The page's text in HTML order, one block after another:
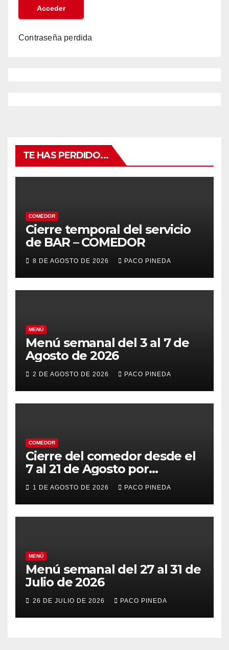
Contraseña perdida
TE HAS PERDIDO...
COMEDOR
Cierre temporal del servicio
de BAR – COMEDOR
8 DE AGOSTO DE 2026 PACO PINEDA
MENÚ
Menú semanal del 3 al 7 de
Agosto de 2026
2 DE AGOSTO DE 2026 PACO PINEDA
COMEDOR
Cierre del comedor desde el
7 al 21 de Agosto por
vacaciones
1 DE AGOSTO DE 2026 PACO PINEDA
MENÚ
Menú semanal del 27 al 31 de
Julio de 2026
26 DE JULIO DE 2026 PACO PINEDA